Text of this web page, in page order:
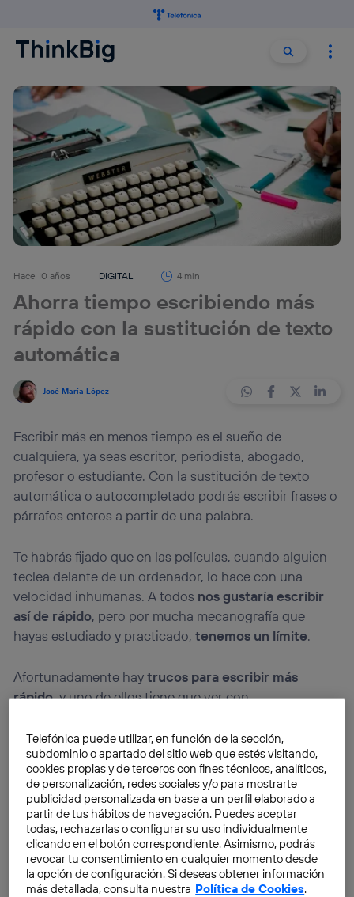
Buscar
Hace 10 años DIGITAL 4 min
Ahorra tiempo escribiendo más
rápido con la sustitución de texto
automática
José María López
Escribir más en menos tiempo es el sueño de
cualquiera, ya seas escritor, periodista, abogado,
profesor o estudiante. Con la sustitución de texto
automática o autocompletado podrás escribir frases o
párrafos enteros a partir de una palabra.
Te habrás fijado que en las películas, cuando alguien
teclea delante de un ordenador, lo hace con una
velocidad inhumanas. A todos nos gustaría escribir
así de rápido, pero por mucha mecanografía que
hayas estudiado y practicado,tenemos un límite.
Afortunadamente haytrucos para escribir más
rápido, y uno de ellos tiene que ver con
texto que repetimos a menudo. La función de
sustitución de texto permite configurar una palabra o
combinación de caracteres quecambian
automáticamentepor el texto que hemos indicado.
Telefónica puede utilizar, en función de la sección,
subdominio o apartado del sitio web que estés visitando,
cookies propias y de terceros con fines técnicos, analíticos,
de personalización, redes sociales y/o para mostrarte
publicidad personalizada en base a un perfil elaborado a
partir de tus hábitos de navegación. Puedes aceptar
todas, rechazarlas o configurar su uso individualmente
clicando en el botón correspondiente. Asimismo, podrás
revocar tu consentimiento en cualquier momento desde
la opción de configuración. Si deseas obtener información
más detallada, consulta nuestra Política de Cookies.